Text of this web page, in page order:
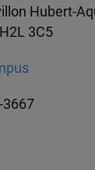
Hubert-
3C5
3667